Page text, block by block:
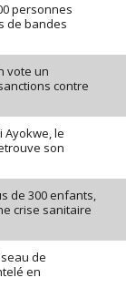
personnes
de bandes
vote un
contre
Ayokwe, le
son
de 300 enfants,
crise sanitaire
de
en